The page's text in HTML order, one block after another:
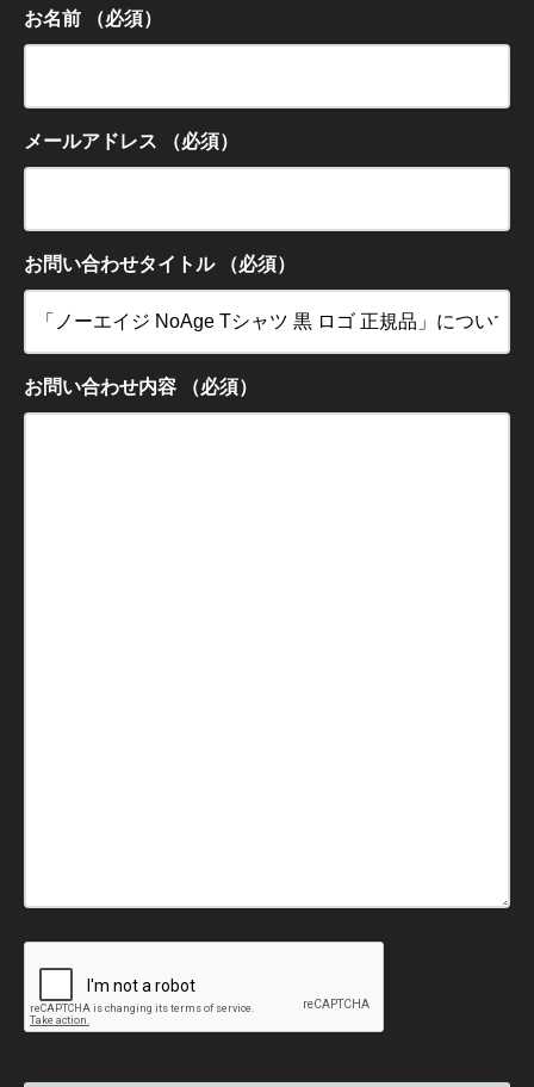
お名前 （必須）
メールアドレス （必須）
お問い合わせタイトル （必須）
お問い合わせ内容 （必須）